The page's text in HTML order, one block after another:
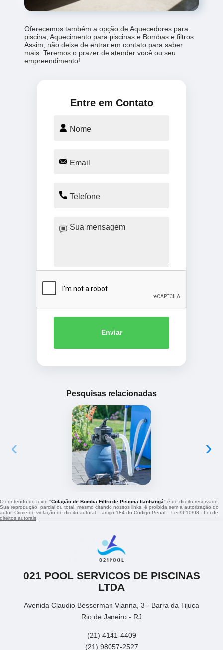
Oferecemos também a opção de Aquecedores para
piscina, Aquecimento para piscinas e Bombas e filtros.
Assim, não deixe de entrar em contato para saber
mais. Teremos o prazer de atender você ou seu
empreendimento!
Entre em Contato
Enviar
Pesquisas relacionadas
‹ ›
O conteúdo do texto "Cotação de Bomba Filtro de Piscina Itanhangá" é de direito reservado.
Sua reprodução, parcial ou total, mesmo citando nossos links, é proibida sem a autorização do
autor. Crime de violação de direito autoral – artigo 184 do Código Penal – Lei 9610/98 - Lei de
direitos autorais
021 POOL SERVICOS DE PISCINAS
LTDA
Avenida Claudio Besserman Vianna, 3 - Barra da Tijuca
Rio de Janeiro - RJ
(21) 4141-4409
(21) 98057-2527